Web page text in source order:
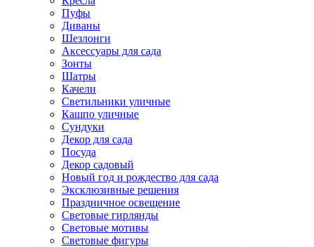
Пуфы
Диваны
Шезлонги
Аксессуары для сада
Зонты
Шатры
Качели
Cветильники уличные
Кашпо уличные
Сундуки
Декор для сада
Посуда
Декор садовый
Новый год и рождество для сада
Эксклюзивные решения
Праздничное освещение
Световые гирлянды
Световые мотивы
Световые фигуры